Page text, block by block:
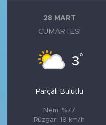
28 MART
CUMARTESI
3°
Parçalı Bulutlu
Nem: %77
Rüzgar: 18 km/h